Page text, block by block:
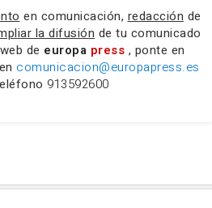
en comunicación, redacción de
la difusión de tu comunicado
de europa press , ponte en
comunicacion@europapress.es
913592600